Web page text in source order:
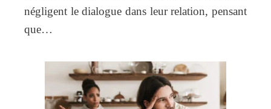
négligent le dialogue dans leur relation, pensant
que…